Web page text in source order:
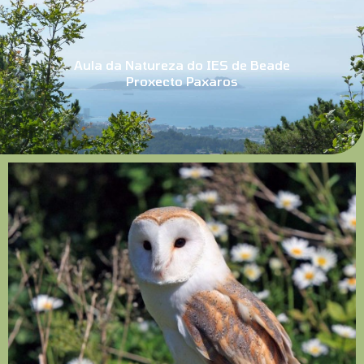
Aula da Natureza do IES de Beade
Proxecto Paxaros